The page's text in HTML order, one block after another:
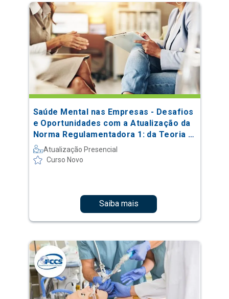
Saúde Mental nas Empresas - Desafios
e Oportunidades com a Atualização da
Norma Regulamentadora 1: da Teoria à
Prática
Atualização Presencial
Curso Novo
Saiba mais